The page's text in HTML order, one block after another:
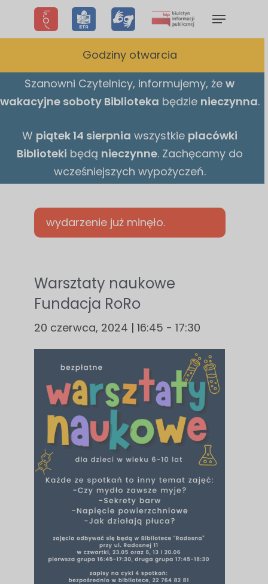
Menu
Godziny otwarcia
Szanowni Czytelnicy, informujemy, że w
wakacyjne soboty Biblioteka będzie nieczynna.
W piątek 14 sierpnia wszystkie placówki
Biblioteki będą nieczynne. Zachęcamy do
wcześniejszych wypożyczeń.
wydarzenie już minęło.
Warsztaty naukowe
Fundacja RoRo
20 czerwca, 2024 | 16:45 - 17:30
Konieczne
Te pliki cookie
opcjonalne. Są
one potrzebne
funkcjonowania
strony
internetowej.
Abyśmy mogli
poprawić
funkcjonalność